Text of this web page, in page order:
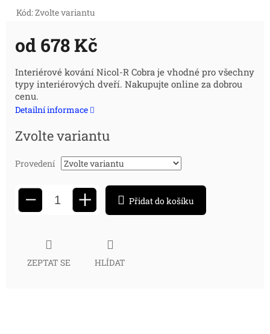
Kód:Zvolte variantu
od 678 Kč
Měrná
cena:
Interiérové kování Nicol-R Cobra je vhodné pro všechny
typy interiérových dveří. Nakupujte online za dobrou
cenu.
Detailní informace
Zvolte variantu
Provedení
− + Přidat do košíku
ZEPTAT SE HLÍDAT